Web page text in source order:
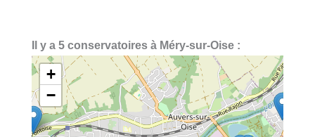
Il y a 5 conservatoires à Méry-sur-Oise :
+
−